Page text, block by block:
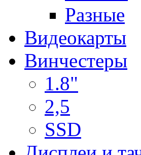
Разные
Видеокарты
Винчестеры
1.8"
2,5
SSD